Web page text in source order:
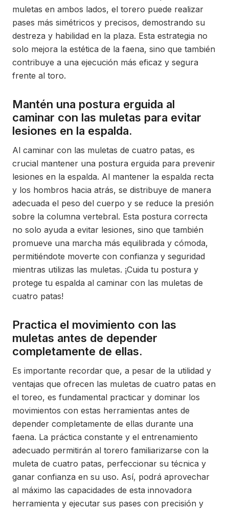
muletas en ambos lados, el torero puede realizar
pases más simétricos y precisos, demostrando su
destreza y habilidad en la plaza. Esta estrategia no
solo mejora la estética de la faena, sino que también
contribuye a una ejecución más eficaz y segura
frente al toro.
Mantén una postura erguida al
caminar con las muletas para evitar
lesiones en la espalda.
Al caminar con las muletas de cuatro patas, es
crucial mantener una postura erguida para prevenir
lesiones en la espalda. Al mantener la espalda recta
y los hombros hacia atrás, se distribuye de manera
adecuada el peso del cuerpo y se reduce la presión
sobre la columna vertebral. Esta postura correcta
no solo ayuda a evitar lesiones, sino que también
promueve una marcha más equilibrada y cómoda,
permitiéndote moverte con confianza y seguridad
mientras utilizas las muletas. ¡Cuida tu postura y
protege tu espalda al caminar con las muletas de
cuatro patas!
Practica el movimiento con las
muletas antes de depender
completamente de ellas.
Es importante recordar que, a pesar de la utilidad y
ventajas que ofrecen las muletas de cuatro patas en
el toreo, es fundamental practicar y dominar los
movimientos con estas herramientas antes de
depender completamente de ellas durante una
faena. La práctica constante y el entrenamiento
adecuado permitirán al torero familiarizarse con la
muleta de cuatro patas, perfeccionar su técnica y
ganar confianza en su uso. Así, podrá aprovechar
al máximo las capacidades de esta innovadora
herramienta y ejecutar sus pases con precisión y